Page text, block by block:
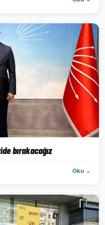
bırakacağız
Oku →